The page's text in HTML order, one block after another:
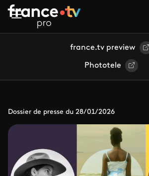
Aller au contenu principal
france.tv preview
Phototele
Dossier de presse du 28/01/2026